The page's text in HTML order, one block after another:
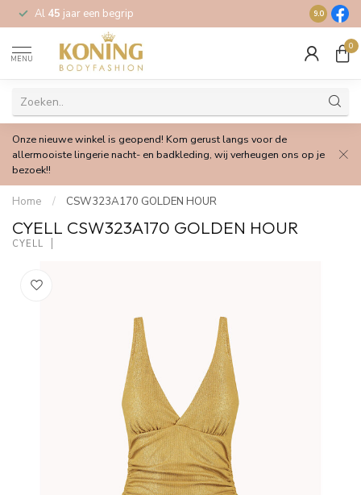
Al 45 jaar een begrip Gratis
9.0
MENU
0
Onze nieuwe winkel is geopend! Kom gerust langs voor de
allermooiste lingerie nacht- en badkleding, wij verheugen ons op je
bezoek!!
Home / CSW323A170 GOLDEN HOUR
CYELL CSW323A170 GOLDEN HOUR
CYELL